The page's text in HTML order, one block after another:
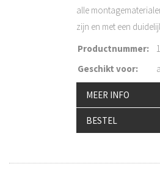
alle
zijn en met een
Productnummer:
Geschikt voor:
MEER INFO
BESTEL